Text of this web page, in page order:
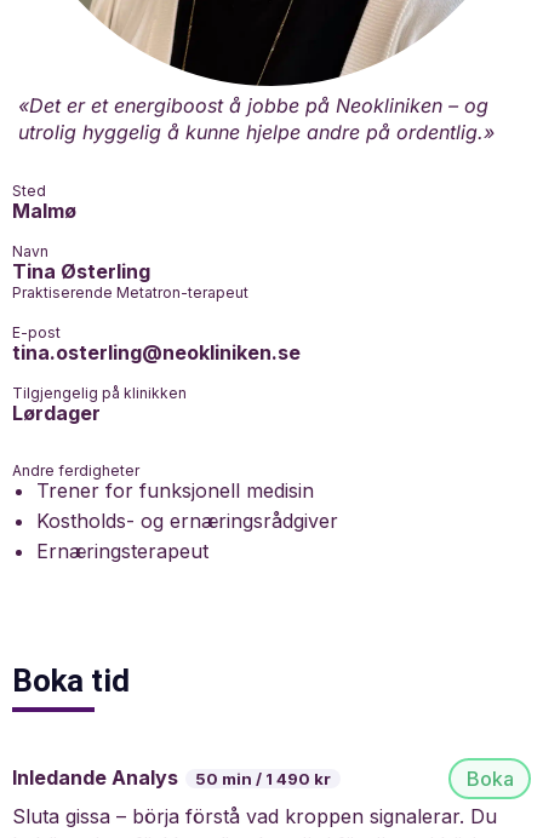
«Det er et energiboost å jobbe på Neokliniken – og
utrolig hyggelig å kunne hjelpe andre på ordentlig.»
Sted
Malmø
Navn
Tina Østerling
Praktiserende Metatron-terapeut
E-post
tina.osterling@neokliniken.se
Tilgjengelig på klinikken
Lørdager
Andre ferdigheter
Trener for funksjonell medisin
Kostholds- og ernæringsrådgiver
Ernæringsterapeut
Boka tid
Inledande Analys 50 min 1 490 kr
Boka
Sluta gissa – börja förstå vad kroppen signalerar. Du